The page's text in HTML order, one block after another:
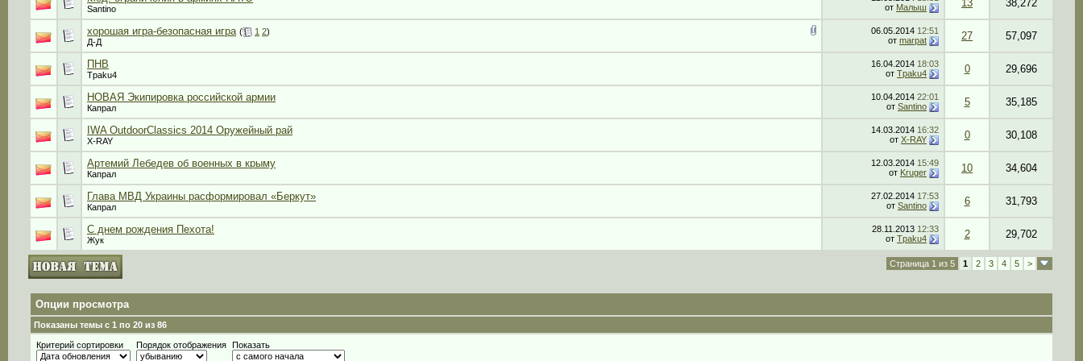
Santino
от Малыш 13 38,272
хорошая игра-безопасная игра ( 1 2)
Д-Д
06.05.2014 12:51
от marpat 27 57,097
ПНВ
Tpaku4
16.04.2014 18:03
от Tpaku4 0 29,696
НОВАЯ Экипировка российской армии
Капрал
10.04.2014 22:01
от Santino 5 35,185
IWA OutdoorClassics 2014 Оружейный рай
X-RAY
14.03.2014 16:32
от X-RAY 0 30,108
Артемий Лебедев об военных в крыму
Капрал
12.03.2014 15:49
от Kruger 10 34,604
Глава МВД Украины расформировал «Беркут»
Капрал
27.02.2014 17:53
от Santino 6 31,793
С днем рождения Пехота!
Жук
28.11.2013 12:33
от Tpaku4 2 29,702
Страница 1 из 5 1 2 3 4 5 >
Опции просмотра
Показаны темы с 1 по 20 из 86
Критерий сортировки Порядок отображения Показать